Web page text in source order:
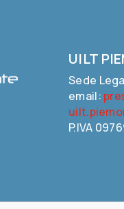
UILT
Sede
email:
P.IVA